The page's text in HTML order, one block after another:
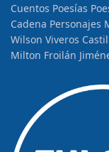
Cuentos Poesías
Cadena Personajes
Wilson Viveros
Milton Froilán